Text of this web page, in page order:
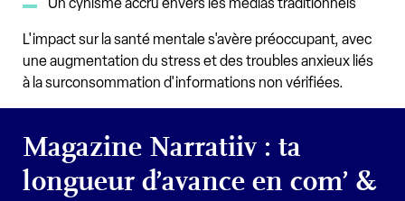
Un cynisme accru envers les médias traditionnels
L'impact sur la santé mentale s'avère préoccupant, avec
une augmentation du stress et des troubles anxieux liés
à la surconsommation d'informations non vérifiées.
Magazine Narratiiv : ta
longueur d’avance en com’ &